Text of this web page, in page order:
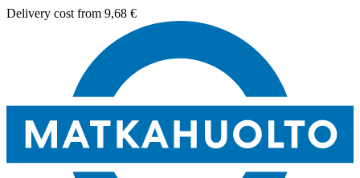
Delivery cost from 9,68 €